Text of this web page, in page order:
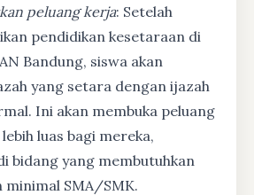
peluang kerja: Setelah
pendidikan kesetaraan di
Bandung, siswa akan
yang setara dengan ijazah
Ini akan membuka peluang
luas bagi mereka,
bidang yang membutuhkan
minimal SMA/SMK.